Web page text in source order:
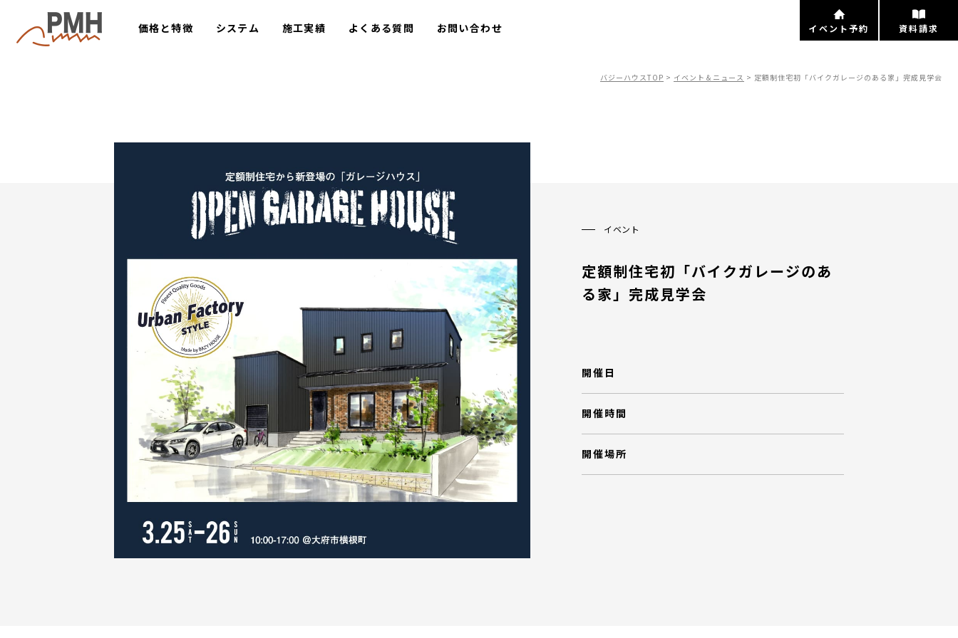
価格と特徴 システム 施工実績 よくある質問 お問い合わせ イベント予約 資料請求
バジーハウスTOP > イベント＆ニュース > 定額制住宅初「バイクガレージのある家」完成見学会
イベント
定額制住宅初「バイクガレージのあ
る家」完成見学会
開催日
開催時間
開催場所